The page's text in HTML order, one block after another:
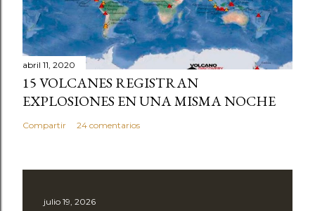
abril 11, 2020
15 VOLCANES REGISTRAN
EXPLOSIONES EN UNA MISMA NOCHE
Compartir 24 comentarios
julio 19, 2026